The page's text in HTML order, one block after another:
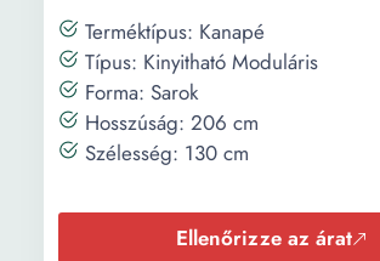
Terméktípus: Kanapé
Típus: Kinyitható Moduláris
Forma: Sarok
Hosszúság: 206 cm
Szélesség: 130 cm
Ellenőrizze az árat